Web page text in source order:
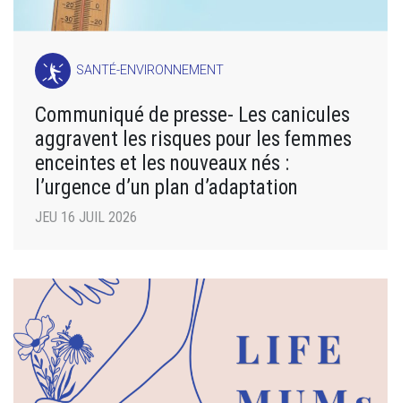
SANTÉ-ENVIRONNEMENT
Communiqué de presse- Les canicules
aggravent les risques pour les femmes
enceintes et les nouveaux nés :
l’urgence d’un plan d’adaptation
JEU 16 JUIL 2026